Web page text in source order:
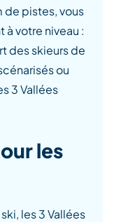
de pistes, vous
à votre niveau :
des skieurs de
ou
3 Vallées
les
les 3 Vallées